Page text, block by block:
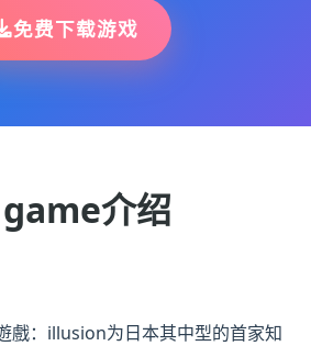
免费下载游戏
介绍
戲：illusion为日本其中型的首家知